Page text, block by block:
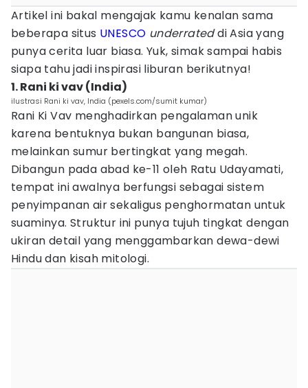
Artikel ini bakal mengajak kamu kenalan sama
beberapa situs UNESCO underrateddi Asia yang
punya cerita luar biasa. Yuk, simak sampai habis
siapa tahu jadi inspirasi liburan berikutnya!
1. Rani ki vav (India)
ilustrasi Rani ki vav, India (pexels.com/sumit kumar)
Rani Ki Vav menghadirkan pengalaman unik
karena bentuknya bukan bangunan biasa,
melainkan sumur bertingkat yang megah.
Dibangun pada abad ke-11 oleh Ratu Udayamati,
tempat ini awalnya berfungsi sebagai sistem
penyimpanan air sekaligus penghormatan untuk
suaminya. Struktur ini punya tujuh tingkat dengan
ukiran detail yang menggambarkan dewa-dewi
Hindu dan kisah mitologi.